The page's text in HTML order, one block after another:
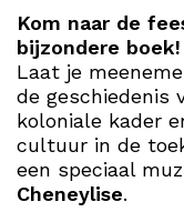
Kom naar de
bijzondere boek!
Laat je
de geschiedenis
koloniale kader
cultuur in de
een speciaal
Cheneylise.